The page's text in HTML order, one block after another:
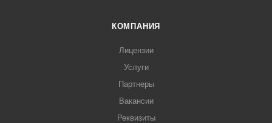
КОМПАНИЯ
Лицензии
Услуги
Партнеры
Вакансии
Реквизиты